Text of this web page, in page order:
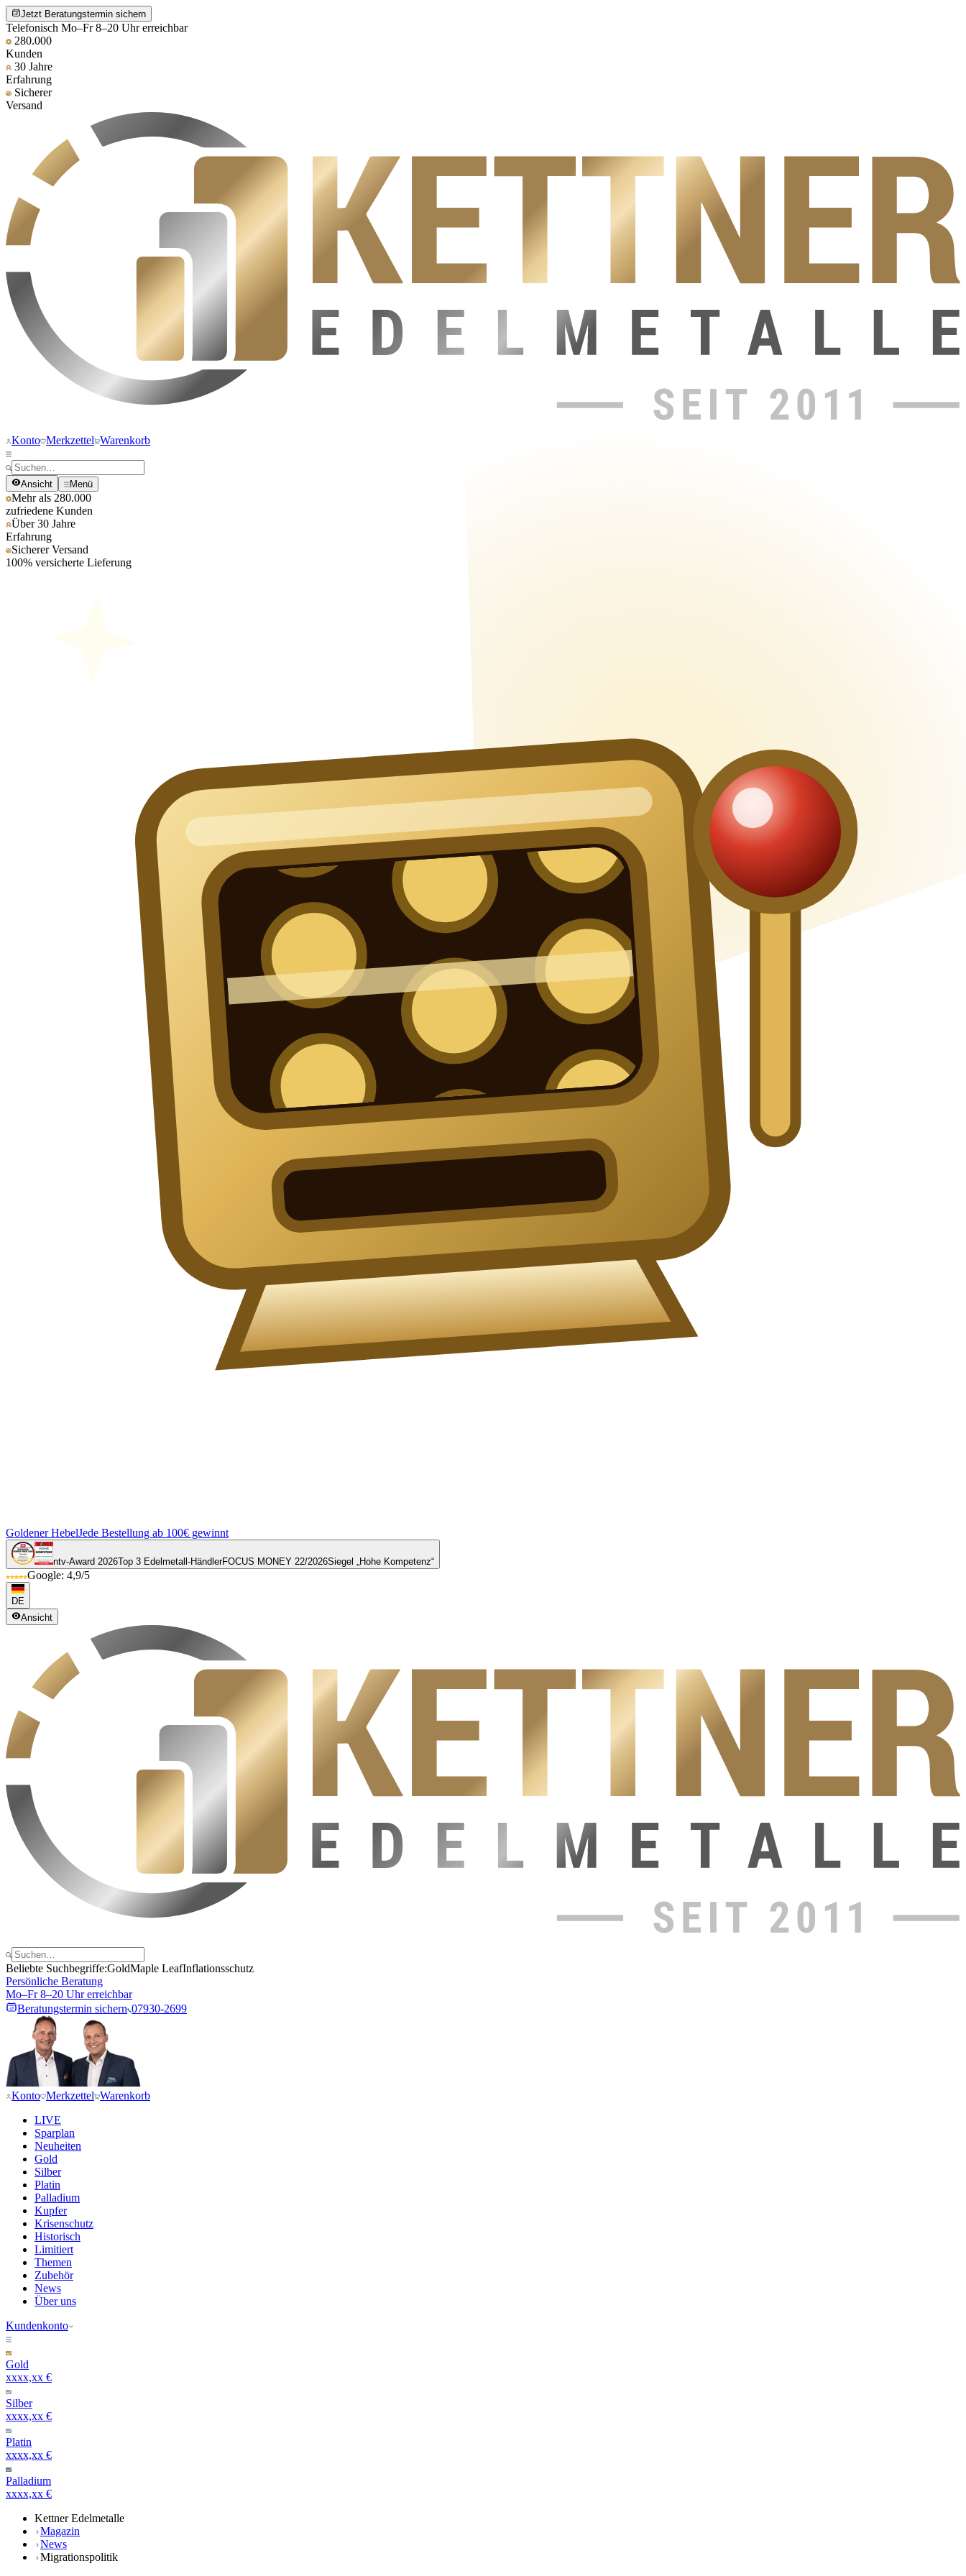
Jetzt Beratungstermin sichern
Telefonisch Mo–Fr 8–20 Uhr erreichbar
280.000
Kunden
30 Jahre
Erfahrung
Sicherer
Versand
Konto Merkzettel Warenkorb
Ansicht Menü
Mehr als 280.000
zufriedene Kunden
Über 30 Jahre
Erfahrung
Sicherer Versand
100% versicherte Lieferung
Goldener HebelJede Bestellung ab 100€ gewinnt
ntv-Award 2026Top 3 Edelmetall-HändlerFOCUS MONEY 22/2026Siegel „Hohe Kompetenz“
Google: 4,9/5
DE
Ansicht
Beliebte Suchbegriffe:GoldMaple LeafInflationsschutz
Persönliche Beratung
Mo–Fr 8–20 Uhr erreichbar
Beratungstermin sichern 07930-2699
Konto Merkzettel Warenkorb
LIVE
Sparplan
Neuheiten
Gold
Silber
Platin
Palladium
Kupfer
Krisenschutz
Historisch
Limitiert
Themen
Zubehör
News
Über uns
Kundenkonto
Gold
xxxx,xx €
Silber
xxxx,xx €
Platin
xxxx,xx €
Palladium
xxxx,xx €
Kettner Edelmetalle
Magazin
News
Migrationspolitik